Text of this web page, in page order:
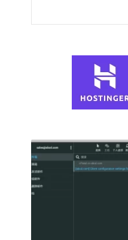
sugarhost
糖
果
主
机